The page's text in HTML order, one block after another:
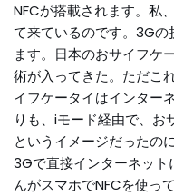
NFCが搭載されます。私
て来ているのです。3Gの
ます。日本のおサイフケ
術が入ってきた。ただこ
イフケータイはインター
りも、iモード経由で、お
というイメージだったの
3Gで直接インターネット
んがスマホでNFCを使っ